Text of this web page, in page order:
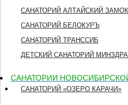
САНАТОРИЙ АЛТАЙСКИЙ ЗАМОК
САНАТОРИЙ БЕЛОКУРЪ
САНАТОРИЙ ТРАНССИБ
ДЕТСКИЙ САНАТОРИЙ
САНАТОРИИ
САНАТОРИЙ «ОЗЕРО КАРАЧИ»